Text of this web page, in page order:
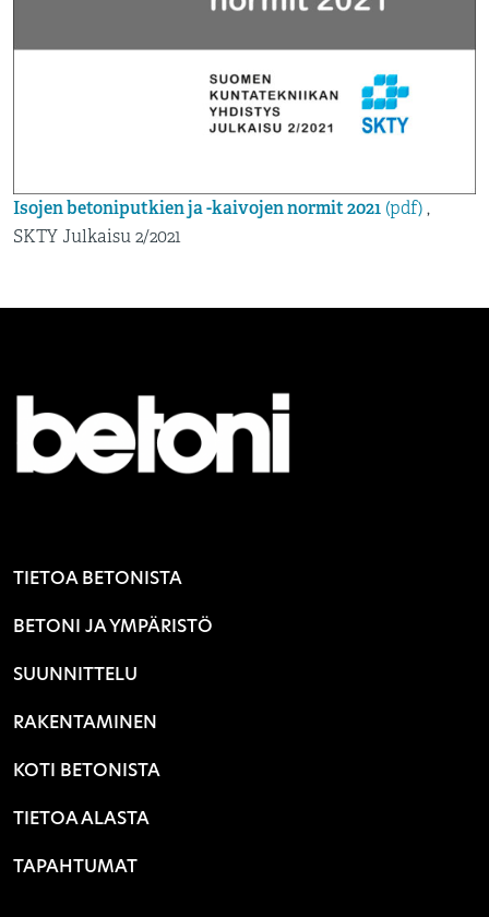
Isojen betoniputkien ja -kaivojen normit 2021 (pdf) ,
SKTY Julkaisu 2/2021
TIETOA BETONISTA
BETONI JA YMPÄRISTÖ
SUUNNITTELU
RAKENTAMINEN
KOTI BETONISTA
TIETOA ALASTA
TAPAHTUMAT